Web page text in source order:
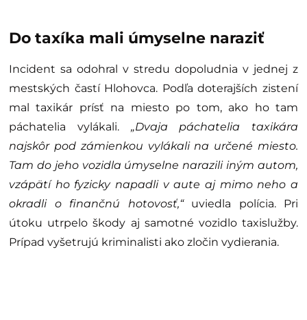
Do taxíka mali úmyselne naraziť
Incident sa odohral v stredu dopoludnia v jednej z
mestských častí Hlohovca. Podľa doterajších zistení
mal taxikár prísť na miesto po tom, ako ho tam
páchatelia vylákali. „Dvaja páchatelia taxikára
najskôr pod zámienkou vylákali na určené miesto.
Tam do jeho vozidla úmyselne narazili iným autom,
vzápätí ho fyzicky napadli v aute aj mimo neho a
okradli o finančnú hotovosť,“ uviedla polícia. Pri
útoku utrpelo škody aj samotné vozidlo taxislužby.
Prípad vyšetrujú kriminalisti ako zločin vydierania.